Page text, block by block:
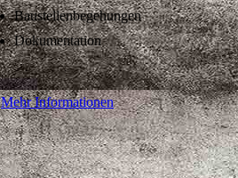
Baustellenbegehungen
Dokumentation
Mehr Informationen